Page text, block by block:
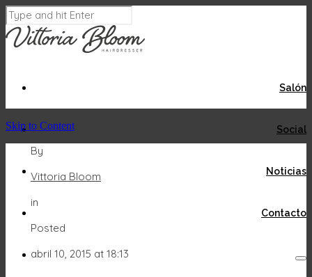
Salón
Social
Noticias
Contacto
Skip to Content
By
Vittoria Bloom
in
Posted
abril 10, 2015 at 18:13